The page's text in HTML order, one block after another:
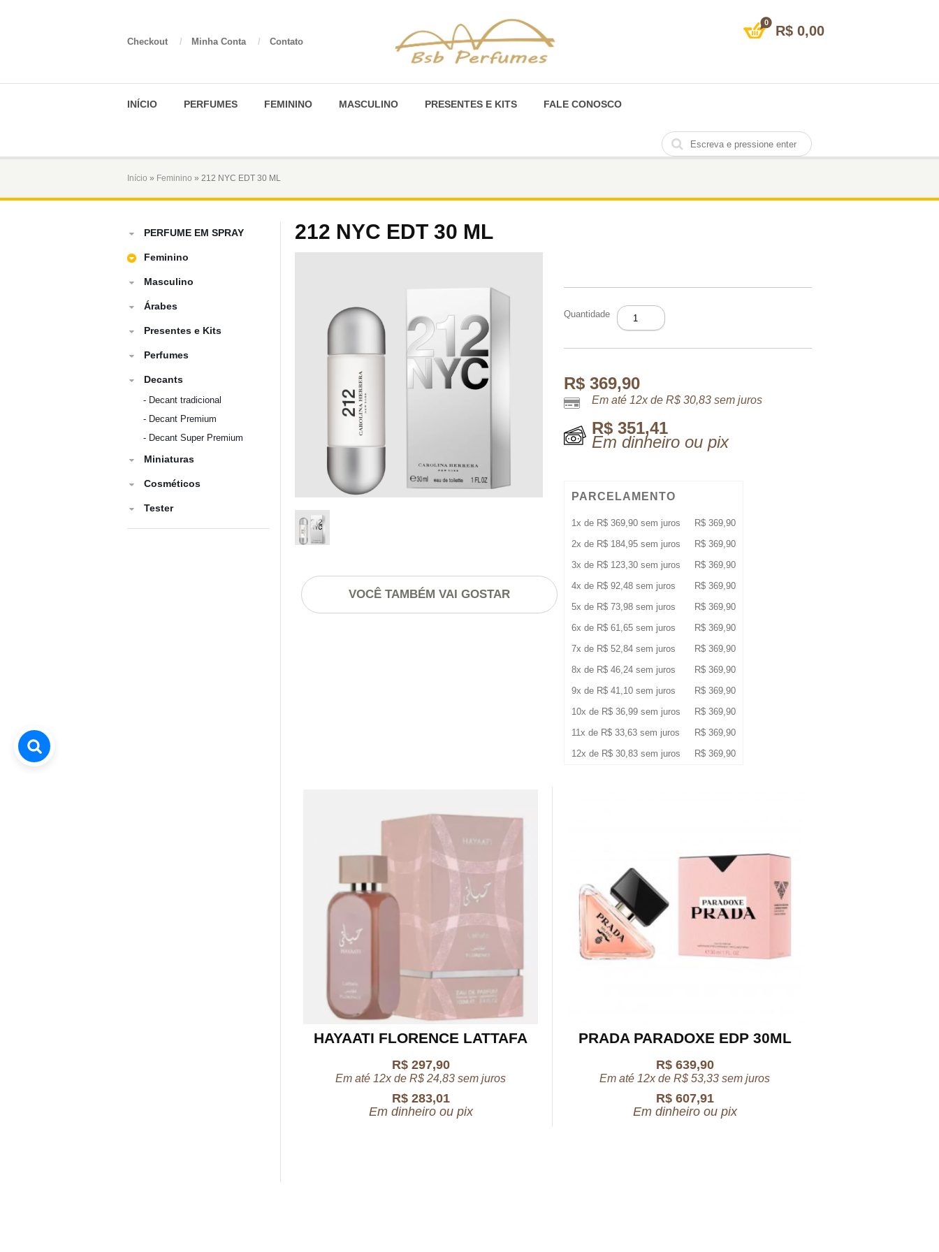
Checkout / Minha Conta / Contato
0
R$ 0,00
INÍCIO PERFUMES FEMININO MASCULINO PRESENTES E KITS FALE CONOSCO
Início » Feminino » 212 NYC EDT 30 ML
PERFUME EM SPRAY
Feminino
Masculino
Árabes
Presentes e Kits
Perfumes
Decants
- Decant tradicional
- Decant Premium
- Decant Super Premium
Miniaturas
Cosméticos
Tester
212 NYC EDT 30 ML
Quantidade
212
NYC
30
quantidade
R$369,90
Em até 12x de R$30,83sem juros
R$351,41
Em dinheiro ou pix
PARCELAMENTO
1x de R$369,90sem juros R$369,90
2x de R$184,95sem juros R$369,90
3x de R$123,30sem juros R$369,90
4x de R$92,48sem juros R$369,90
5x de R$73,98sem juros R$369,90
6x de R$61,65sem juros R$369,90
7x de R$52,84sem juros R$369,90
8x de R$46,24sem juros R$369,90
9x de R$41,10sem juros R$369,90
10x de R$36,99sem juros R$369,90
11x de R$33,63sem juros R$369,90
12x de R$30,83sem juros R$369,90
VOCÊ TAMBÉM VAI GOSTAR
HAYAATI FLORENCE LATTAFA
R$297,90
Em até 12x deR$ 24,83 sem juros
R$283,01
Em dinheiro ou pix
PRADA PARADOXE EDP 30ML
R$639,90
Em até 12x deR$ 53,33 sem juros
R$607,91
Em dinheiro ou pix